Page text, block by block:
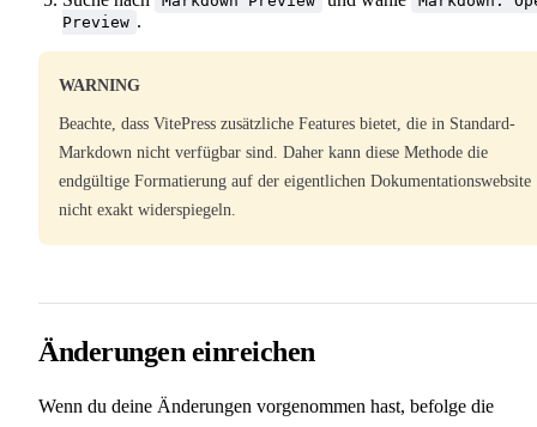
Preview .
WARNING
Beachte, dass VitePress zusätzliche Features bietet, die in Standard-
Markdown nicht verfügbar sind. Daher kann diese Methode die
endgültige Formatierung auf der eigentlichen Dokumentationswebsite
nicht exakt widerspiegeln.
Änderungen einreichen
Wenn du deine Änderungen vorgenommen hast, befolge die